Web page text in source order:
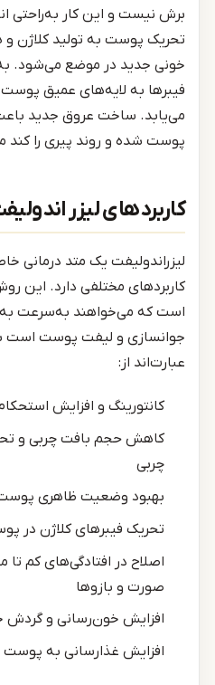
برش نیست و این کار به‌راحتی
تحریک پوست به تولید کلاژن
خونی جدید در موضع می‌شود.
فیبرها به لایه‌های عمیق
می‌یابد. ساخت عروق جدید
پوست شده و روند پیری را کند
کاربردهای لیزر
لیزراندولیفت یک متد درمانی
کاربردهای مختلفی دارد. این
است که می‌خواهند به‌سرعت
جوانسازی و لیفت پوست است
عبارت‌اند از:
کانتورینگ و افزایش
کاهش حجم بافت چربی و
چربی
بهبود وضعیت ظاهری پوست
تحریک فیبرهای کلاژن در
اصلاح در افتادگی‌های کم تا
صورت و بازوها
افزایش خون‌رسانی و گردش
افزایش غذارسانی به